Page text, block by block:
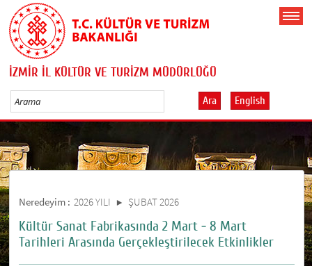
İZMİR İL KÜLTÜR VE TURİZM MÜDÜRLÜĞÜ
Ara English
Neredeyim : 2026 YILI ŞUBAT 2026
Kültür Sanat Fabrikasında 2 Mart - 8 Mart
Tarihleri Arasında Gerçekleştirilecek Etkinlikler